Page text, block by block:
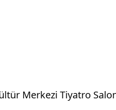
Merkezi Tiyatro